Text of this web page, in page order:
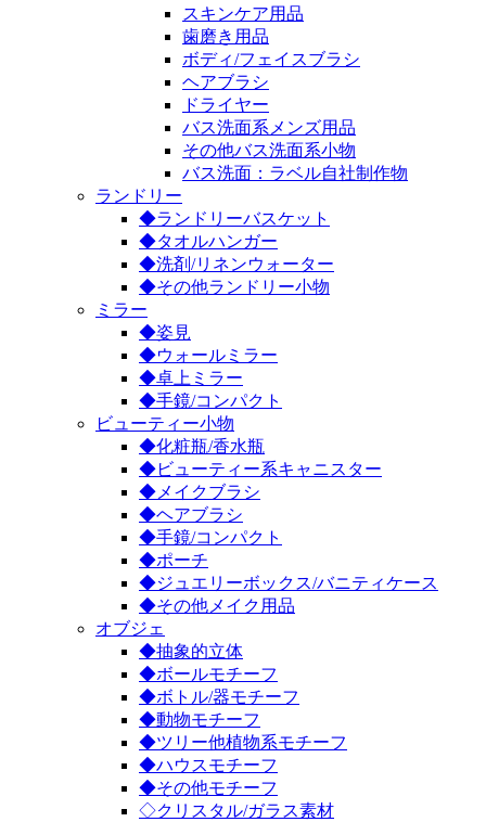
スキンケア用品
歯磨き用品
ボディ/フェイスブラシ
ヘアブラシ
ドライヤー
バス洗面系メンズ用品
その他バス洗面系小物
バス洗面：ラベル自社制作物
ランドリー
◆ランドリーバスケット
◆タオルハンガー
◆洗剤/リネンウォーター
◆その他ランドリー小物
ミラー
◆姿見
◆ウォールミラー
◆卓上ミラー
◆手鏡/コンパクト
ビューティー小物
◆化粧瓶/香水瓶
◆ビューティー系キャニスター
◆メイクブラシ
◆ヘアブラシ
◆手鏡/コンパクト
◆ポーチ
◆ジュエリーボックス/バニティケース
◆その他メイク用品
オブジェ
◆抽象的立体
◆ボールモチーフ
◆ボトル/器モチーフ
◆動物モチーフ
◆ツリー他植物系モチーフ
◆ハウスモチーフ
◆その他モチーフ
◇クリスタル/ガラス素材